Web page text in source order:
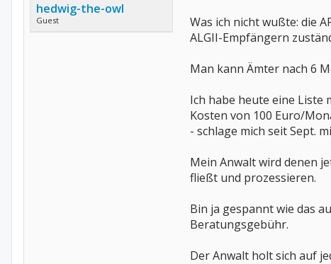
hedwig-the-owl
Guest
Was ich nicht wußte: die
ALGII-Empfängern
Man kann Ämter nach 6
Ich habe heute eine Liste
Kosten von 100 Euro/
- schlage mich seit Sept.
Mein Anwalt wird denen
fließt und prozessieren.
Bin ja gespannt wie das
Beratungsgebühr.
Der Anwalt holt sich auf